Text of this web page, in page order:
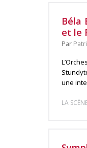
Béla
et le
Par
une
LA